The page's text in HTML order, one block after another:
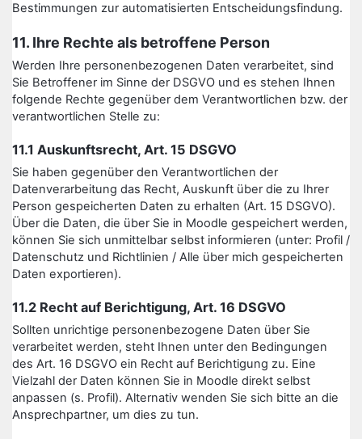
Bestimmungen zur automatisierten Entscheidungsfindung.
11. Ihre Rechte als betroffene Person
Werden Ihre personenbezogenen Daten verarbeitet, sind
Sie Betroffener im Sinne der DSGVO und es stehen Ihnen
folgende Rechte gegenüber dem Verantwortlichen bzw. der
verantwortlichen Stelle zu:
11.1 Auskunftsrecht, Art. 15 DSGVO
Sie haben gegenüber den Verantwortlichen der
Datenverarbeitung das Recht, Auskunft über die zu Ihrer
Person gespeicherten Daten zu erhalten (Art. 15 DSGVO).
Über die Daten, die über Sie in Moodle gespeichert werden,
können Sie sich unmittelbar selbst informieren (unter: Profil /
Datenschutz und Richtlinien / Alle über mich gespeicherten
Daten exportieren).
11.2 Recht auf Berichtigung, Art. 16 DSGVO
Sollten unrichtige personenbezogene Daten über Sie
verarbeitet werden, steht Ihnen unter den Bedingungen
des Art. 16 DSGVO ein Recht auf Berichtigung zu. Eine
Vielzahl der Daten können Sie in Moodle direkt selbst
anpassen (s. Profil). Alternativ wenden Sie sich bitte an die
Ansprechpartner, um dies zu tun.